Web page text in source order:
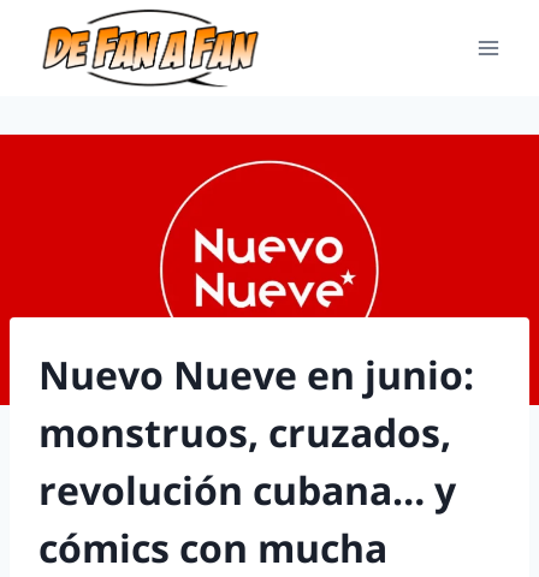
Nuevo Nueve en junio:
monstruos, cruzados,
revolución cubana… y
cómics con mucha